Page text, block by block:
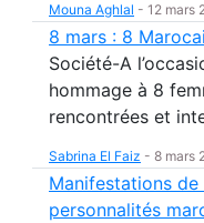
Mouna Aghlal - 12 mars
8 mars : 8
Société-A
hommage à 8
rencontrées et
Sabrina El Faiz - 8 mars
Manifestations de
personnalités